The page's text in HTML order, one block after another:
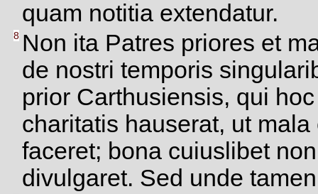
quam notitia extendatur.
8 Non ita Patres priores et
de nostri temporis
prior Carthusiensis, qui
charitatis hauserat, ut
faceret; bona cuiuslibet
divulgaret. Sed unde